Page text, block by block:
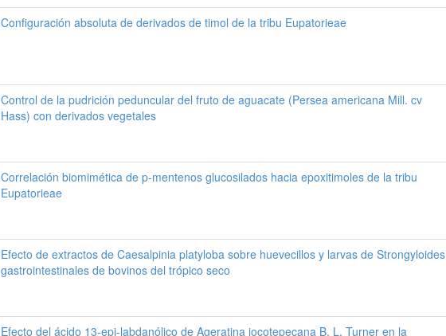
Configuración absoluta de derivados de timol de la tribu Eupatorieae
Control de la pudrición peduncular del fruto de aguacate (Persea americana Mill. cv
Hass) con derivados vegetales
Correlación biomimética de p-mentenos glucosilados hacia epoxitimoles de la tribu
Eupatorieae
Efecto de extractos de Caesalpinia platyloba sobre huevecillos y larvas de Strongyloides
gastrointestinales de bovinos del trópico seco
Efecto del ácido 13-epi-labdanólico de Ageratina jocotepecana B. L. Turner en la